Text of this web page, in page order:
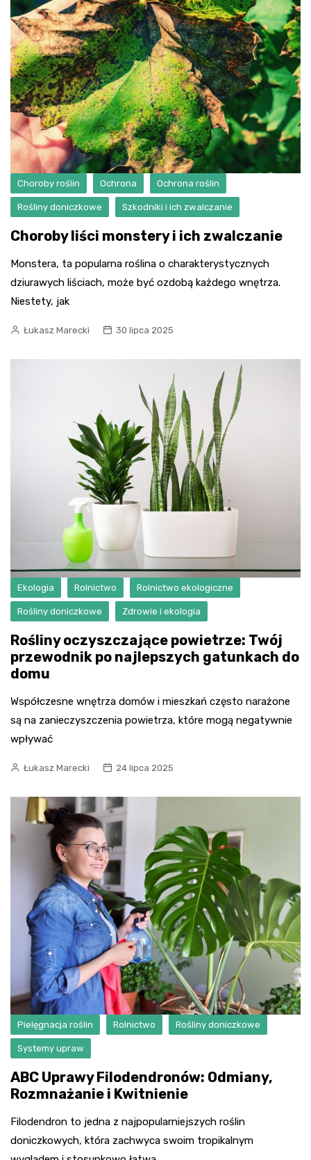
Choroby roślin Ochrona Ochrona roślin
Rośliny doniczkowe Szkodniki i ich zwalczanie
Choroby liści monstery i ich zwalczanie
Monstera, ta popularna roślina o charakterystycznych
dziurawych liściach, może być ozdobą każdego wnętrza.
Niestety, jak
Łukasz Marecki 30 lipca 2025
Ekologia Rolnictwo Rolnictwo ekologiczne
Rośliny doniczkowe Zdrowie i ekologia
Rośliny oczyszczające powietrze: Twój
przewodnik po najlepszych gatunkach do
domu
Współczesne wnętrza domów i mieszkań często narażone
są na zanieczyszczenia powietrza, które mogą negatywnie
wpływać
Łukasz Marecki 24 lipca 2025
Pielęgnacja roślin Rolnictwo Rośliny doniczkowe
Systemy upraw
ABC Uprawy Filodendronów: Odmiany,
Rozmnażanie i Kwitnienie
Filodendron to jedna z najpopularniejszych roślin
doniczkowych, która zachwyca swoim tropikalnym